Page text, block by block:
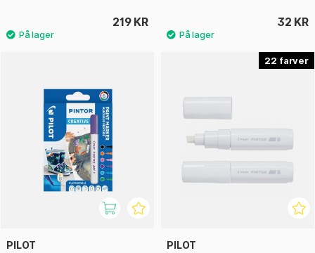
219 KR 32 KR
PILOT
22
PILOT